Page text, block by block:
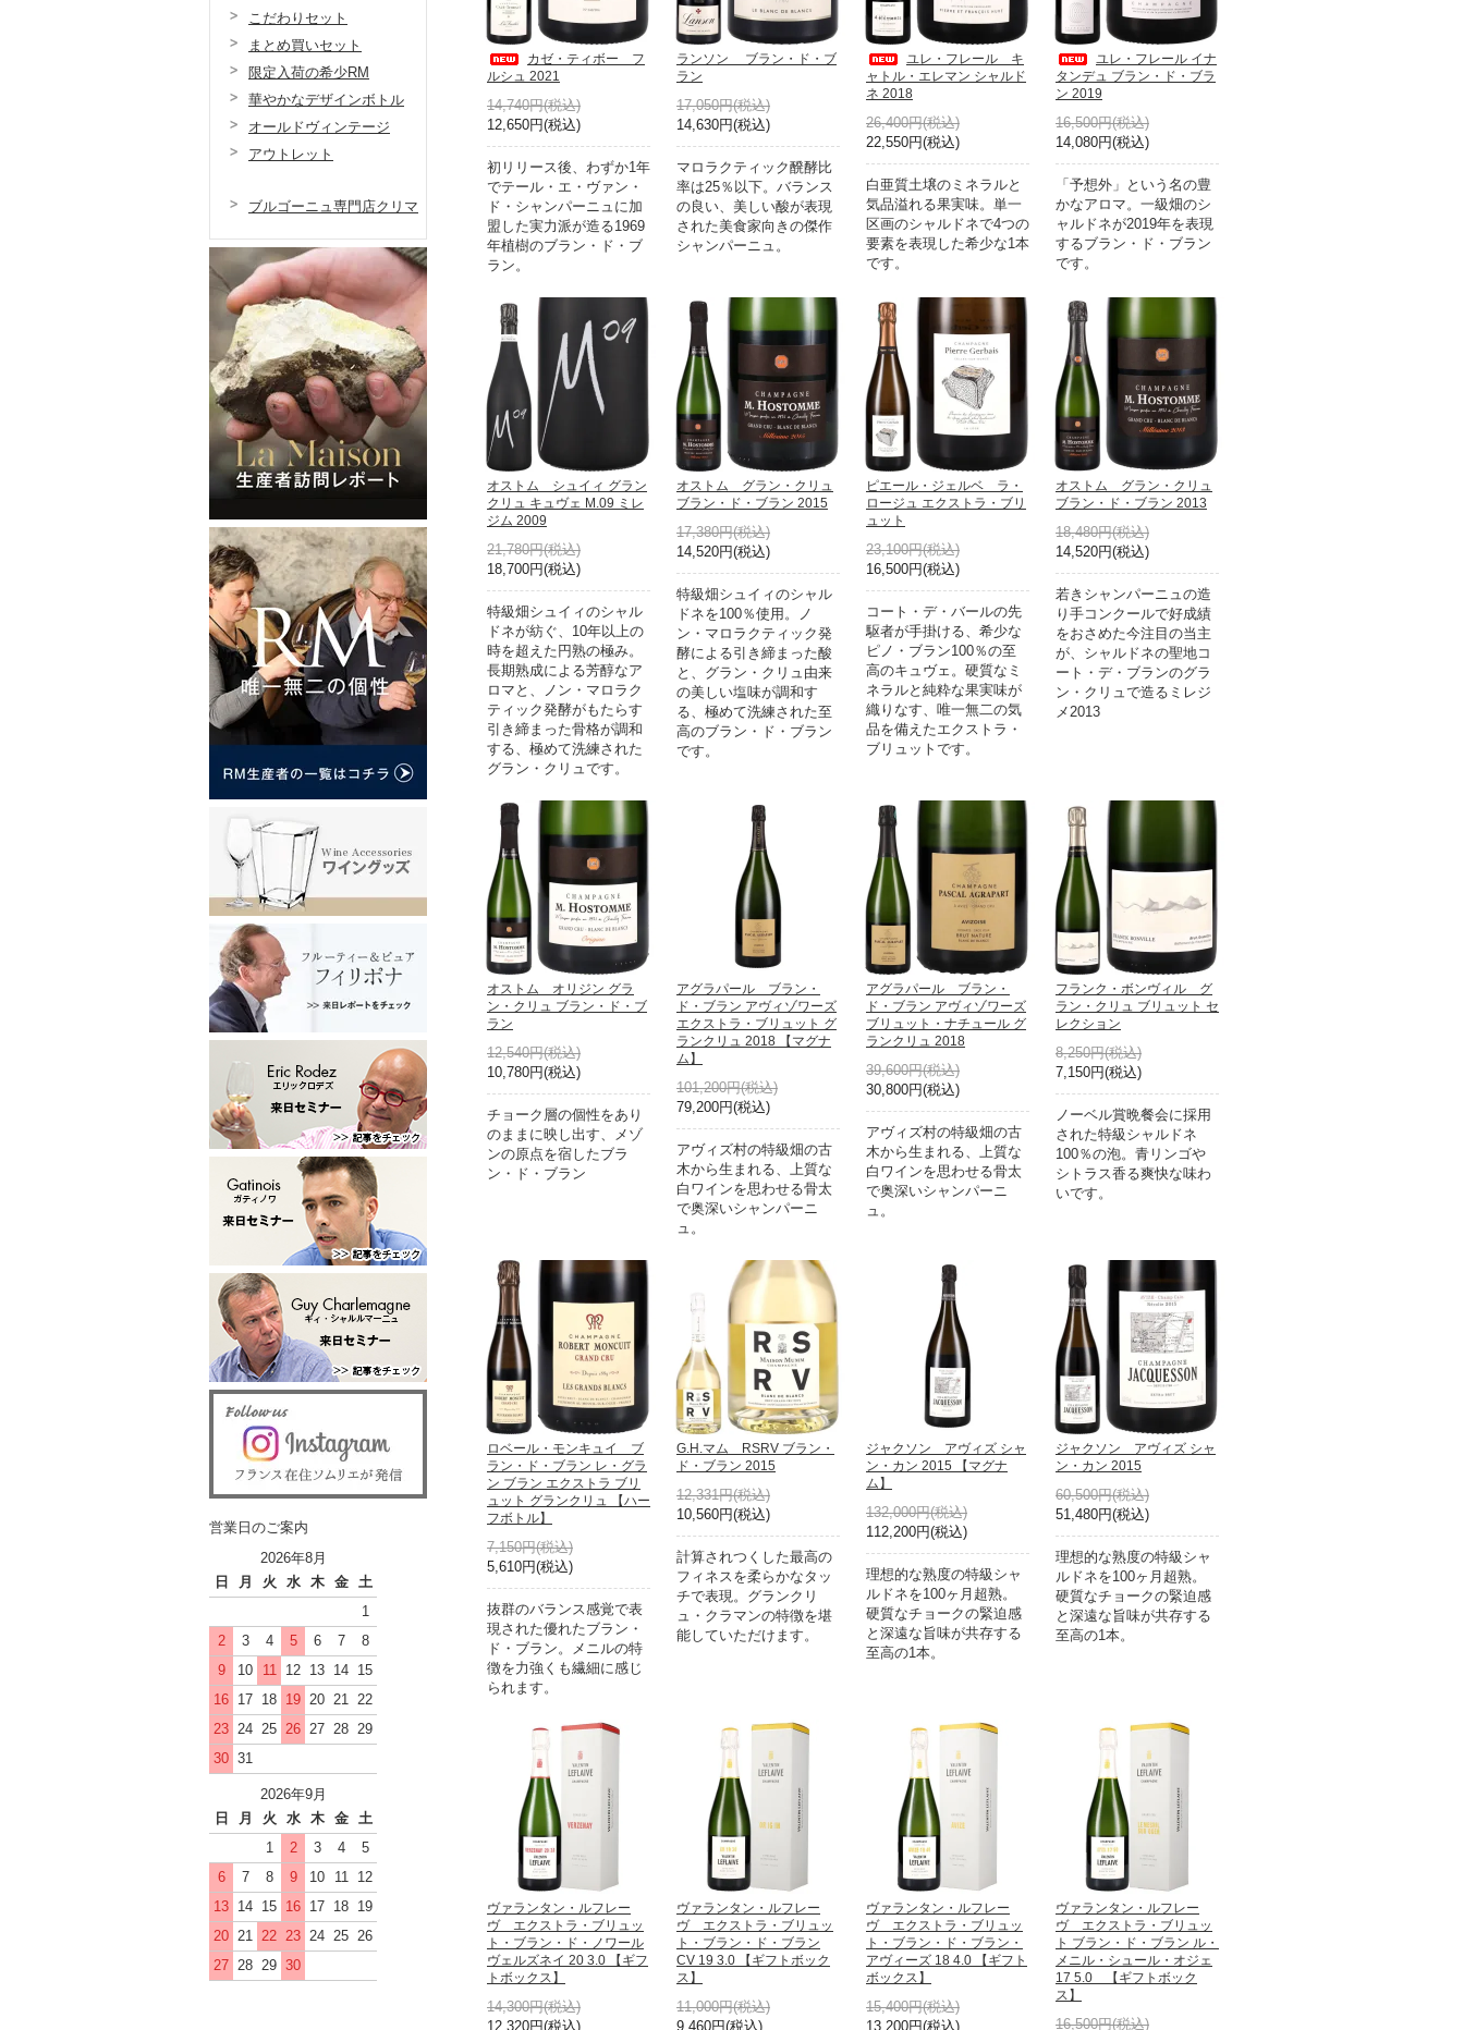
カゼ・ティボー フ
ルシュ 2021
14,740円(税込)
12,650円(税込)
初リリース後、わずか1年
でテール・エ・ヴァン・
ド・シャンパーニュに加
盟した実力派が造る1969
年植樹のブラン・ド・ブ
ラン。
ランソン ブラン・ド・ブ
ラン
17,050円(税込)
14,630円(税込)
マロラクティック醗酵比
率は25％以下。バランス
の良い、美しい酸が表現
された美食家向きの傑作
シャンパーニュ。
ユレ・フレール キ
ャトル・エレマン シャルド
ネ 2018
26,400円(税込)
22,550円(税込)
白亜質土壌のミネラルと
気品溢れる果実味。単一
区画のシャルドネで4つの
要素を表現した希少な1本
です。
ユレ・フレール イナ
タンデュ ブラン・ド・ブラ
ン 2019
16,500円(税込)
14,080円(税込)
「予想外」という名の豊
かなアロマ。一級畑のシ
ャルドネが2019年を表現
するブラン・ド・ブラン
です。
オストム シュイィ グラン
クリュ キュヴェ M.09 ミレ
ジム 2009
21,780円(税込)
18,700円(税込)
特級畑シュイィのシャル
ドネが紡ぐ、10年以上の
時を超えた円熟の極み。
長期熟成による芳醇なア
ロマと、ノン・マロラク
ティック発酵がもたらす
引き締まった骨格が調和
する、極めて洗練された
グラン・クリュです。
オストム グラン・クリュ
ブラン・ド・ブラン 2015
17,380円(税込)
14,520円(税込)
特級畑シュイィのシャル
ドネを100％使用。ノ
ン・マロラクティック発
酵による引き締まった酸
と、グラン・クリュ由来
の美しい塩味が調和す
る、極めて洗練された至
高のブラン・ド・ブラン
です。
ピエール・ジェルベ ラ・
ロージュ エクストラ・ブリ
ュット
23,100円(税込)
16,500円(税込)
コート・デ・バールの先
駆者が手掛ける、希少な
ピノ・ブラン100％の至
高のキュヴェ。硬質なミ
ネラルと純粋な果実味が
織りなす、唯一無二の気
品を備えたエクストラ・
ブリュットです。
オストム グラン・クリュ
ブラン・ド・ブラン 2013
18,480円(税込)
14,520円(税込)
若きシャンパーニュの造
り手コンクールで好成績
をおさめた今注目の当主
が、シャルドネの聖地コ
ート・デ・ブランのグラ
ン・クリュで造るミレジ
メ2013
オストム オリジン グラ
ン・クリュ ブラン・ド・ブ
ラン
12,540円(税込)
10,780円(税込)
チョーク層の個性をあり
のままに映し出す、メゾ
ンの原点を宿したブラ
ン・ド・ブラン
アグラパール ブラン・
ド・ブラン アヴィゾワーズ
エクストラ・ブリュット グ
ランクリュ 2018 【マグナ
ム】
101,200円(税込)
79,200円(税込)
アヴィズ村の特級畑の古
木から生まれる、上質な
白ワインを思わせる骨太
で奥深いシャンパーニ
ュ。
アグラパール ブラン・
ド・ブラン アヴィゾワーズ
ブリュット・ナチュール グ
ランクリュ 2018
39,600円(税込)
30,800円(税込)
アヴィズ村の特級畑の古
木から生まれる、上質な
白ワインを思わせる骨太
で奥深いシャンパーニ
ュ。
フランク・ボンヴィル グ
ラン・クリュ ブリュット セ
レクション
8,250円(税込)
7,150円(税込)
ノーベル賞晩餐会に採用
された特級シャルドネ
100％の泡。青リンゴや
シトラス香る爽快な味わ
いです。
ロベール・モンキュイ ブ
ラン・ド・ブラン レ・グラ
ン ブラン エクストラ ブリ
ュット グランクリュ 【ハー
フボトル】
7,150円(税込)
5,610円(税込)
抜群のバランス感覚で表
現された優れたブラン・
ド・ブラン。メニルの特
徴を力強くも繊細に感じ
られます。
G.H.マム RSRV ブラン・
ド・ブラン 2015
12,331円(税込)
10,560円(税込)
計算されつくした最高の
フィネスを柔らかなタッ
チで表現。グランクリ
ュ・クラマンの特徴を堪
能していただけます。
ジャクソン アヴィズ シャ
ン・カン 2015 【マグナ
ム】
132,000円(税込)
112,200円(税込)
理想的な熟度の特級シャ
ルドネを100ヶ月超熟。
硬質なチョークの緊迫感
と深遠な旨味が共存する
至高の1本。
ジャクソン アヴィズ シャ
ン・カン 2015
60,500円(税込)
51,480円(税込)
理想的な熟度の特級シャ
ルドネを100ヶ月超熟。
硬質なチョークの緊迫感
と深遠な旨味が共存する
至高の1本。
ヴァランタン・ルフレー
ヴ エクストラ・ブリュッ
ト・ブラン・ド・ノワール
ヴェルズネイ 20 3.0 【ギフ
トボックス】
14,300円(税込)
12,320円(税込)
ヴァランタン・ルフレー
ヴ エクストラ・ブリュッ
ト・ブラン・ド・ブラン
CV 19 3.0 【ギフトボック
ス】
11,000円(税込)
9,460円(税込)
ヴァランタン・ルフレー
ヴ エクストラ・ブリュッ
ト・ブラン・ド・ブラン・
アヴィーズ 18 4.0 【ギフト
ボックス】
15,400円(税込)
13,200円(税込)
ヴァランタン・ルフレー
ヴ エクストラ・ブリュッ
ト ブラン・ド・ブラン ル・
メニル・シュール・オジェ
17 5.0 【ギフトボック
ス】
16,500円(税込)
こだわりセット
まとめ買いセット
限定入荷の希少RM
華やかなデザインボトル
オールドヴィンテージ
アウトレット
ブルゴーニュ専門店クリマ
営業日のご案内
2026年8月
日
月 火 水 木 金
土
1
2
3 4 5 6 7
8
9
10 11 12 13 14 15
16 17 18 19 20 21 22
23 24 25 26 27 28 29
30 31
2026年9月
日
月 火 水 木 金
土
1
2 3 4
5
6
7 8 9 10 11
12
13 14 15 16 17 18 19
20 21 22 23 24 25 26
27 28 29 30